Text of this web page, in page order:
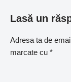
Lasă un
Adresa ta de
marcate cu *